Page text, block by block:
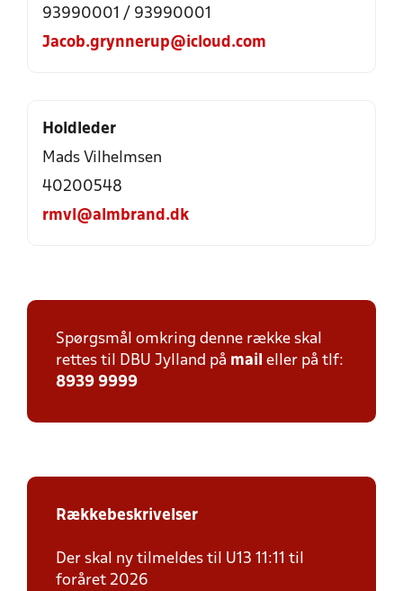
93990001 / 93990001
Jacob.grynnerup@icloud.com
Holdleder
Mads Vilhelmsen
40200548
rmvl@almbrand.dk
Spørgsmål omkring denne række skal
rettes til DBU Jylland på mail eller på tlf:
8939 9999
Rækkebeskrivelser
Der skal ny tilmeldes til U13 11:11 til
foråret 2026